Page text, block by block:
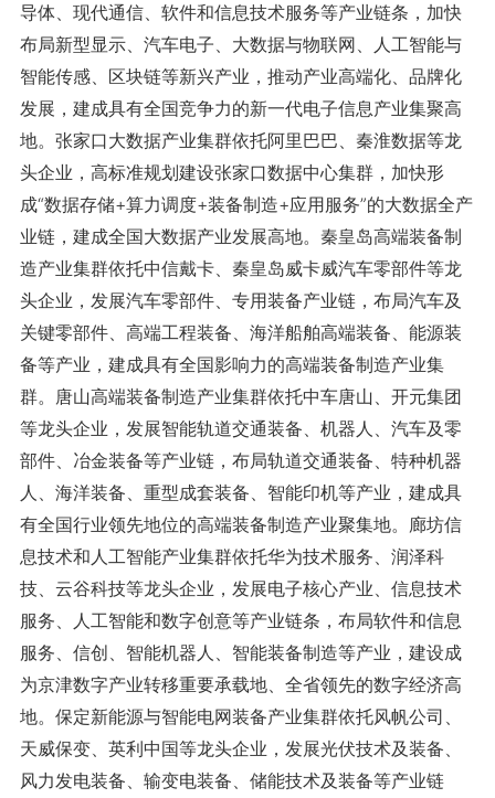
导体、现代通信、软件和信息技术服务等产业链条，加快
布局新型显示、汽车电子、大数据与物联网、人工智能与
智能传感、区块链等新兴产业，推动产业高端化、品牌化
发展，建成具有全国竞争力的新一代电子信息产业集聚高
地。张家口大数据产业集群依托阿里巴巴、秦淮数据等龙
头企业，高标准规划建设张家口数据中心集群，加快形
成“数据存储+算力调度+装备制造+应用服务”的大数据全产
业链，建成全国大数据产业发展高地。秦皇岛高端装备制
造产业集群依托中信戴卡、秦皇岛威卡威汽车零部件等龙
头企业，发展汽车零部件、专用装备产业链，布局汽车及
关键零部件、高端工程装备、海洋船舶高端装备、能源装
备等产业，建成具有全国影响力的高端装备制造产业集
群。唐山高端装备制造产业集群依托中车唐山、开元集团
等龙头企业，发展智能轨道交通装备、机器人、汽车及零
部件、冶金装备等产业链，布局轨道交通装备、特种机器
人、海洋装备、重型成套装备、智能印机等产业，建成具
有全国行业领先地位的高端装备制造产业聚集地。廊坊信
息技术和人工智能产业集群依托华为技术服务、润泽科
技、云谷科技等龙头企业，发展电子核心产业、信息技术
服务、人工智能和数字创意等产业链条，布局软件和信息
服务、信创、智能机器人、智能装备制造等产业，建设成
为京津数字产业转移重要承载地、全省领先的数字经济高
地。保定新能源与智能电网装备产业集群依托风帆公司、
天威保变、英利中国等龙头企业，发展光伏技术及装备、
风力发电装备、输变电装备、储能技术及装备等产业链